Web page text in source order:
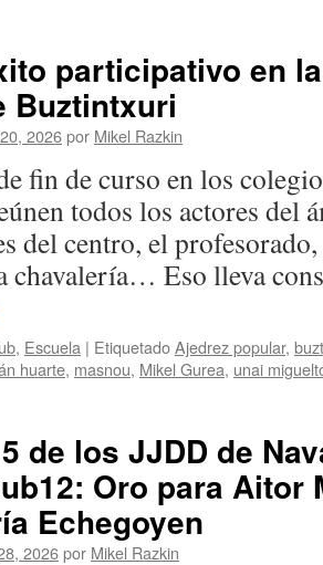
de
atreve
y
planta
cara
en
relámpago
participativo en
Buztintxuri
2026por Mikel Razkin
fin de curso en los
todos los actores del
del centro, el
chavalería… Eso lleva
, Escuela | EtiquetadoAjedrez popular,
huarte, masnou, Mikel Gurea, unai
de los JJDD de
Oro para Aitor
Echegoyen
2026por Mikel Razkin